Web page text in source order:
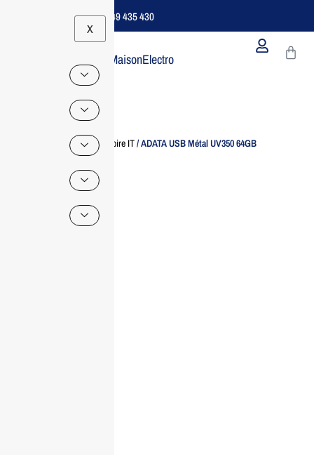
Support B2B Dédié | 06 49 435 430
X
MaisonElectro
Home /Accessoire IT/ ADATA USB Métal UV350 64GB